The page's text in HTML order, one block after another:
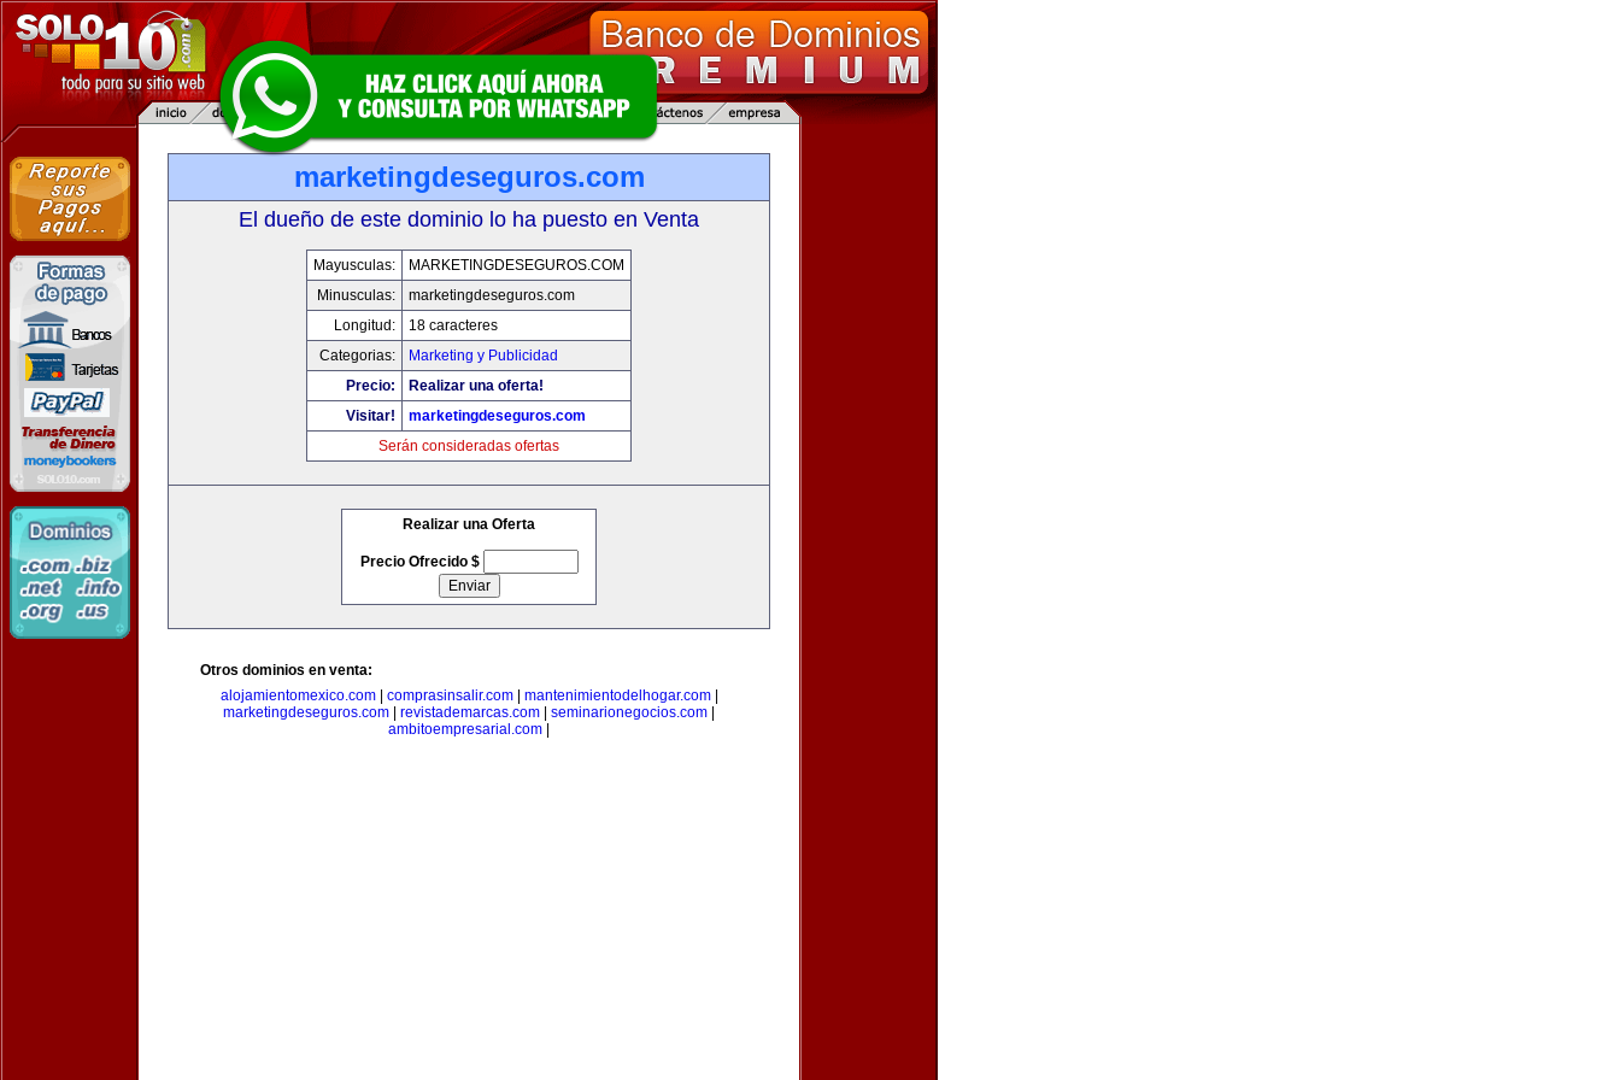
marketingdeseguros.com
El dueño de este dominio lo ha puesto en Venta
Mayusculas:
MARKETINGDESEGUROS.COM
Minusculas:
marketingdeseguros.com
Longitud:
18 caracteres
Categorias:
Marketing y Publicidad
Precio:
Realizar una oferta!
Visitar!
marketingdeseguros.com
Serán consideradas ofertas
Realizar una Oferta
Precio Ofrecido $
Otros dominios en venta:
alojamientomexico.com| comprasinsalir.com| mantenimientodelhogar.com|
marketingdeseguros.com
revistademarcas.com seminarionegocios.com
ambitoempresarial.com